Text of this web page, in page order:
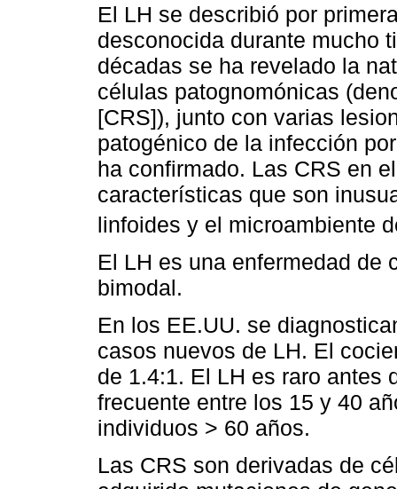
El LH se describió por
desconocida durante mucho
décadas se ha revelado la
células patognomónicas
[CRS]), junto con varias
patogénico de la infección
ha confirmado. Las CRS en
características que son
linfoides y el microambiente
El LH es una enfermedad de
bimodal.
En los EE.UU. se
casos nuevos de LH. El
de 1.4:1. El LH es raro antes
frecuente entre los 15 y 40
individuos > 60 años.
Las CRS son derivadas de